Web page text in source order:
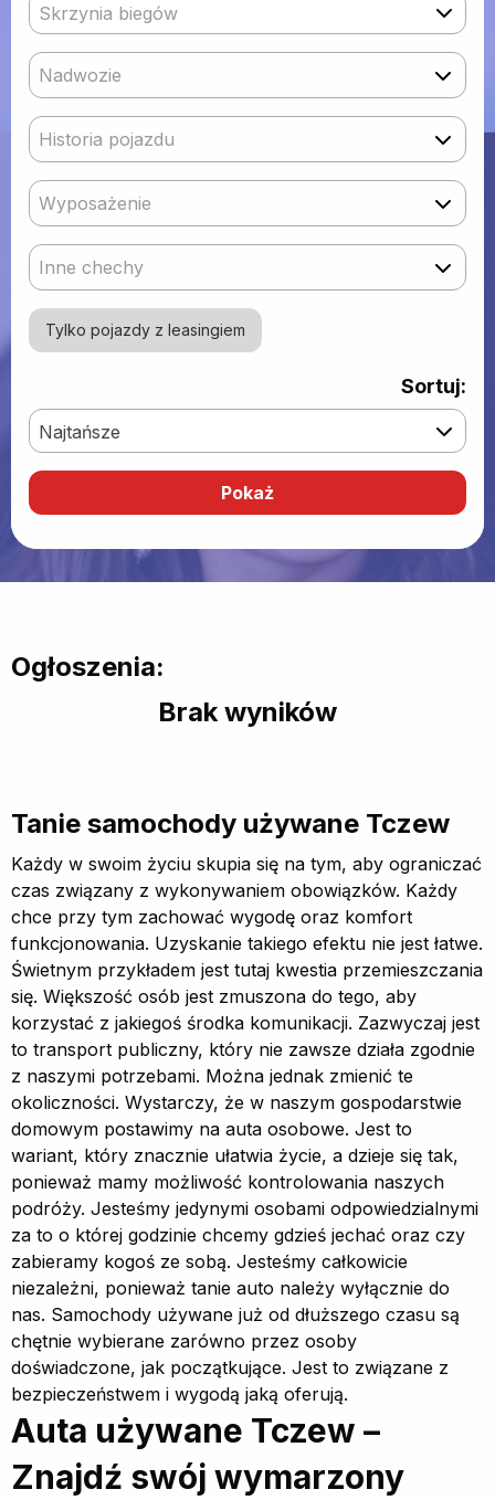
Skrzynia biegów
Nadwozie
Historia pojazdu
Wyposażenie
Inne chechy
Tylko pojazdy z leasingiem
Sortuj:
Najtańsze
Ogłoszenia:
Brak wyników
Tanie samochody używane Tczew
Każdy w swoim życiu skupia się na tym, aby ograniczać
czas związany z wykonywaniem obowiązków. Każdy
chce przy tym zachować wygodę oraz komfort
funkcjonowania. Uzyskanie takiego efektu nie jest łatwe.
Świetnym przykładem jest tutaj kwestia przemieszczania
się. Większość osób jest zmuszona do tego, aby
korzystać z jakiegoś środka komunikacji. Zazwyczaj jest
to transport publiczny, który nie zawsze działa zgodnie
z naszymi potrzebami. Można jednak zmienić te
okoliczności. Wystarczy, że w naszym gospodarstwie
domowym postawimy na auta osobowe. Jest to
wariant, który znacznie ułatwia życie, a dzieje się tak,
ponieważ mamy możliwość kontrolowania naszych
podróży. Jesteśmy jedynymi osobami odpowiedzialnymi
za to o której godzinie chcemy gdzieś jechać oraz czy
zabieramy kogoś ze sobą. Jesteśmy całkowicie
niezależni, ponieważ tanie auto należy wyłącznie do
nas. Samochody używane już od dłuższego czasu są
chętnie wybierane zarówno przez osoby
doświadczone, jak początkujące. Jest to związane z
bezpieczeństwem i wygodą jaką oferują.
Auta używane Tczew –
Znajdź swój wymarzony